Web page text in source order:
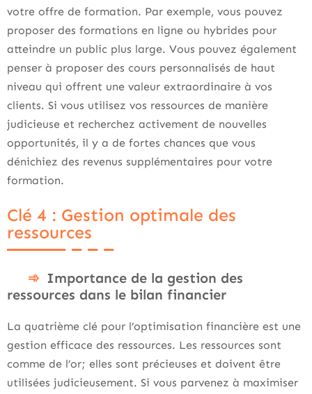
votre offre de formation. Par exemple, vous pouvez
proposer des formations en ligne ou hybrides pour
atteindre un public plus large. Vous pouvez également
penser à proposer des cours personnalisés de haut
niveau qui offrent une valeur extraordinaire à vos
clients. Si vous utilisez vos ressources de manière
judicieuse et recherchez activement de nouvelles
opportunités, il y a de fortes chances que vous
dénichiez des revenus supplémentaires pour votre
formation.
Clé 4 : Gestion optimale des
ressources
Importance de la gestion des
ressources dans le bilan financier
La quatrième clé pour l’optimisation financière est une
gestion efficace des ressources. Les ressources sont
comme de l’or; elles sont précieuses et doivent être
utilisées judicieusement. Si vous parvenez à maximiser